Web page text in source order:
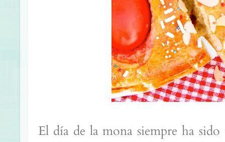
El día de la mona siempre ha